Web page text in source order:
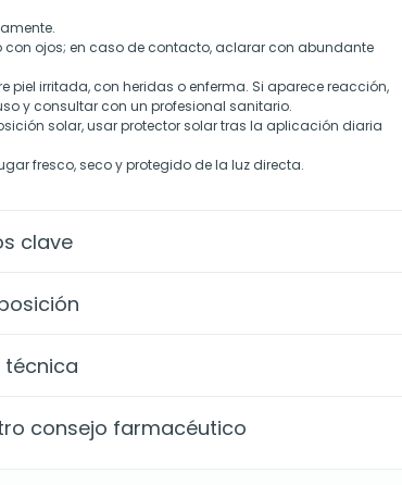
con ojos; en caso de contacto, aclarar con abundante
piel irritada, con heridas o enferma. Si aparece reacción,
y consultar con un profesional sanitario.
solar, usar protector solar tras la aplicación diaria
fresco, seco y protegido de la luz directa.
clave
técnica
consejo farmacéutico